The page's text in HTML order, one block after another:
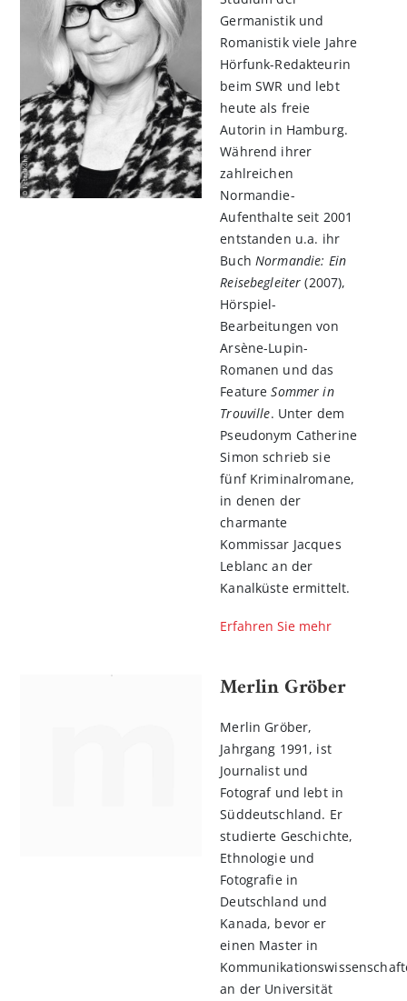
Germanistik und
Romanistik viele Jahre
Hörfunk-Redakteurin
beim SWR und lebt
heute als freie
Autorin in Hamburg.
Während ihrer
zahlreichen
Normandie-
Aufenthalte seit 2001
entstanden u.a. ihr
Buch Normandie: Ein
Reisebegleiter (2007),
Hörspiel-
Bearbeitungen von
Arsène-Lupin-
Romanen und das
FeatureSommer in
Trouville. Unter dem
Pseudonym Catherine
Simon schrieb sie
fünf Kriminalromane,
in denen der
charmante
Kommissar Jacques
Leblanc an der
Kanalküste ermittelt.
Erfahren Sie mehr
Merlin Gröber
Merlin Gröber,
Jahrgang 1991, ist
Journalist und
Fotograf und lebt in
Süddeutschland. Er
studierte Geschichte,
Ethnologie und
Fotografie in
Deutschland und
Kanada, bevor er
einen Master in
an der Universität